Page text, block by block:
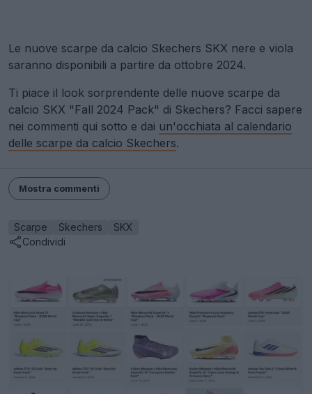
Le nuove scarpe da calcio Skechers SKX nere e viola
saranno disponibili a partire da ottobre 2024.
Ti piace il look sorprendente delle nuove scarpe da
calcio SKX "Fall 2024 Pack" di Skechers? Facci sapere
nei commenti qui sotto e dai un'occhiata al calendario
delle scarpe da calcio Skechers.
Mostra commenti
Scarpe Skechers
SKX
Condividi